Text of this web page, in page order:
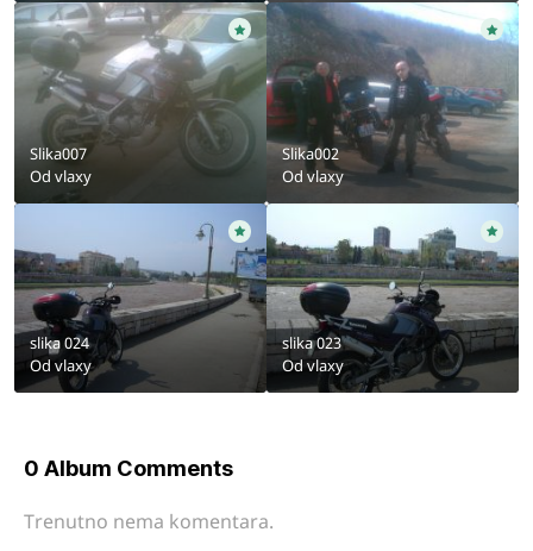
Slika007
Od vlaxy
Slika002
Od vlaxy
slika 024
Od vlaxy
slika 023
Odvlaxy
0 Album Comments
Trenutno nema komentara.